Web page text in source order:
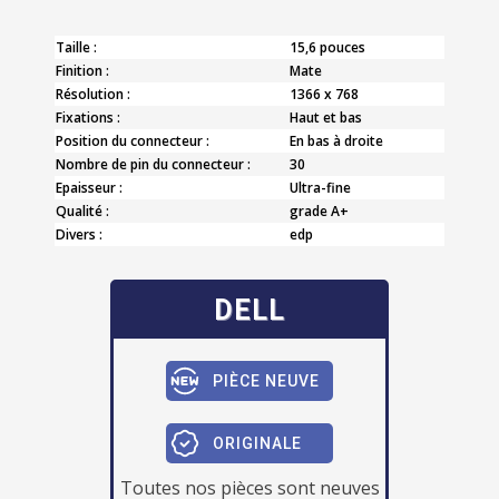
Taille :
15,6 pouces
Finition :
Mate
Résolution :
1366 x 768
Fixations :
Haut et bas
Position du connecteur :
En bas à droite
Nombre de pin du connecteur :
30
Epaisseur :
Ultra-fine
Qualité :
grade A+
Divers :
edp
DELL
PIÈCE NEUVE
ORIGINALE
Toutes nos pièces sont neuves